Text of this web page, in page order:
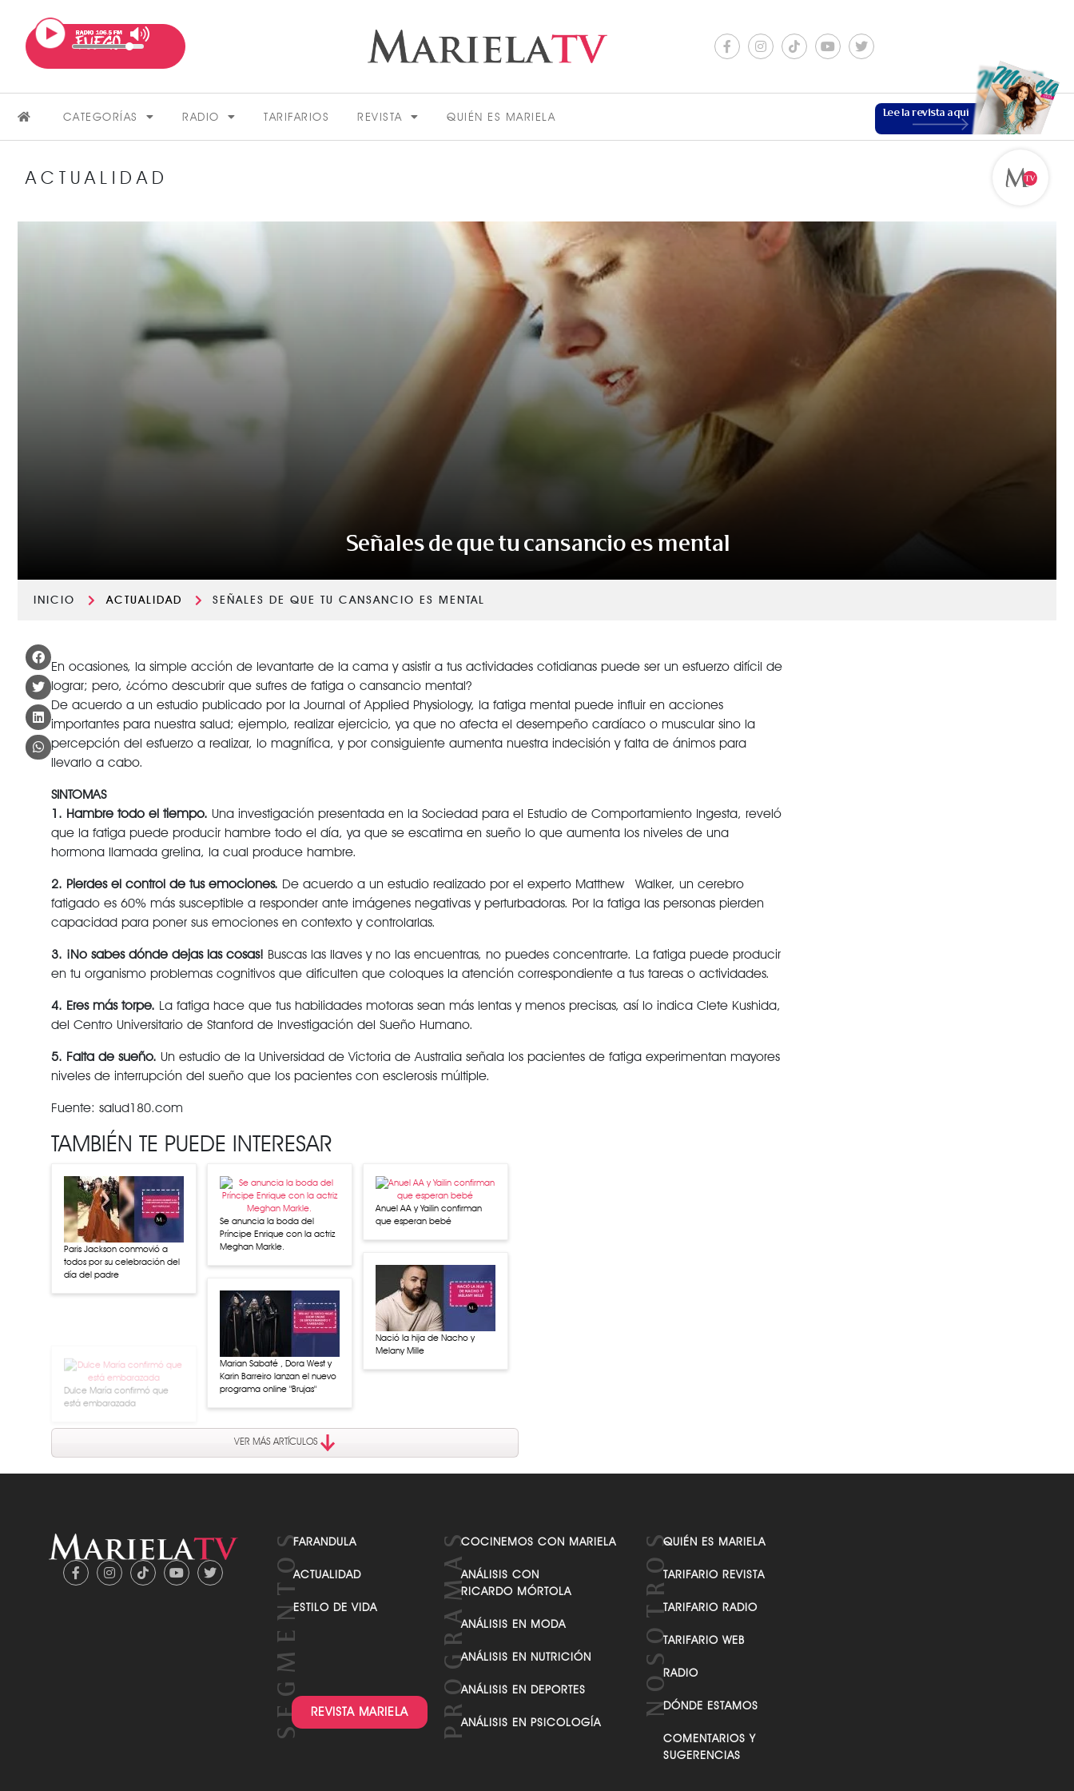
CATEGORÍAS RADIO TARIFARIOS REVISTA QUIÉN ES MARIELA Lee la revista aquí
FARÁNDULA
VER MÁS
ACTUALIDAD
VER MÁS
ESTILO DE VIDA
VER MÁS
VER TODAS LAS CATEGORÍAS
ACTUALIDAD
Señales de que tu cansancio es mental
INICIO ACTUALIDAD SEÑALES DE QUE TU CANSANCIO ES MENTAL
En ocasiones, la simple acción de levantarte de la cama y asistir a tus actividades cotidianas puede ser un esfuerzo difícil de
lograr; pero, ¿cómo descubrir que sufres de fatiga o cansancio mental?
De acuerdo a un estudio publicado por la Journal of Applied Physiology, la fatiga mental puede influir en acciones
importantes para nuestra salud; ejemplo, realizar ejercicio, ya que no afecta el desempeño cardíaco o muscular sino la
percepción del esfuerzo a realizar, lo magnífica, y por consiguiente aumenta nuestra indecisión y falta de ánimos para
llevarlo a cabo.
SINTOMAS
1. Hambre todo el tiempo. Una investigación presentada en laSociedad para el Estudio de Comportamiento Ingesta, reveló
que lafatigapuede producir hambre todo el día, ya que se escatima en sueño lo que aumenta los niveles de una
hormona llamada grelina, la cual produce hambre.
2. Pierdes el control de tus emociones. De acuerdo a un estudio realizado por el experto Matthew Walker, un cerebro
fatigado es 60% más susceptible a responder ante imágenes negativas y perturbadoras. Por la fatiga las personas pierden
capacidad para poner sus emociones en contexto y controlarlas.
3. ¡No sabes dónde dejas las cosas! Buscas las llaves y no las encuentras, no puedes concentrarte. La fatiga puede producir
en tu organismo problemas cognitivos que dificulten que coloques la atención correspondiente a tus tareas o actividades.
4. Eres más torpe. La fatiga hace que tus habilidades motoras sean más lentas y menos precisas, así lo indica Clete Kushida,
del Centro Universitario de Stanford de Investigación del Sueño Humano.
5. Falta de sueño. Un estudio de la Universidad de Victoria de Australia señala los pacientes de fatiga experimentan mayores
niveles de interrupción del sueño que los pacientes con esclerosis múltiple.
Fuente: salud180.com
TAMBIÉN TE PUEDE INTERESAR
Paris Jackson conmovió a
todos por su celebración del
día del padre
Se anuncia la boda del
Príncipe Enrique con la actriz
Meghan Markle.
Marian Sabaté , Dora West y
Karin Barreiro lanzan el nuevo
programa online "Brujas"
Anuel AA y Yailin confirman
que esperan bebé
Nació la hija de Nacho y
Melany Mille
VER MÁS ARTÍCULOS
FARANDULA
ACTUALIDAD
ESTILO DE VIDA
REVISTA MARIELA
COCINEMOS CON MARIELA
ANÁLISIS CON
RICARDO MÓRTOLA
ANÁLISIS EN MODA
ANÁLISIS EN NUTRICIÓN
ANÁLISIS EN DEPORTES
ANÁLISIS EN PSICOLOGÍA
QUIÉN ES MARIELA
TARIFARIO REVISTA
TARIFARIO RADIO
TARIFARIO WEB
RADIO
DÓNDE ESTAMOS
COMENTARIOS Y
SUGERENCIAS